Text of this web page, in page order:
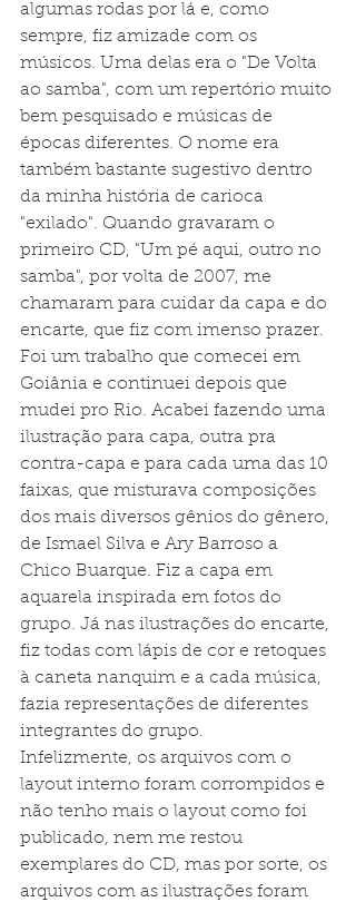
algumas rodas por lá e, como
sempre, fiz amizade com os
músicos. Uma delas era o "De Volta
ao samba", com um repertório muito
bem pesquisado e músicas de
épocas diferentes. O nome era
também bastante sugestivo dentro
da minha história de carioca
"exilado". Quando gravaram o
primeiro CD, "Um pé aqui, outro no
samba", por volta de 2007, me
chamaram para cuidar da capa e do
encarte, que fiz com imenso prazer.
Foi um trabalho que comecei em
Goiânia e continuei depois que
mudei pro Rio. Acabei fazendo uma
ilustração para capa, outra pra
contra-capa e para cada uma das 10
faixas, que misturava composições
dos mais diversos gênios do gênero,
de Ismael Silva e Ary Barroso a
Chico Buarque. Fiz a capa em
aquarela inspirada em fotos do
grupo. Já nas ilustrações do encarte,
fiz todas com lápis de cor e retoques
à caneta nanquim e a cada música,
fazia representações de diferentes
integrantes do grupo.
Infelizmente, os arquivos com o
layout interno foram corrompidos e
não tenho mais o layout como foi
publicado, nem me restou
exemplares do CD, mas por sorte, os
arquivos com as ilustrações foram